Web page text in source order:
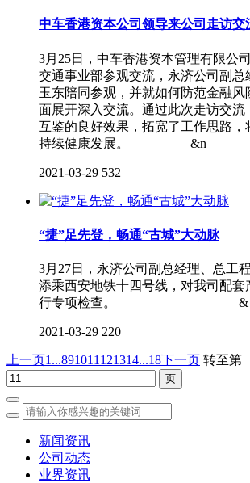
中车香港资本公司领导来公司走访交
3月25日，中车香港资本管理有限公
交通事业部参观交流，永济公司副总
玉东陪同参观，并就如何防范金融风
面展开深入交流。通过此次走访交流
互鉴的良好效果，拓宽了工作思路，
持续健康发展。 &n
2021-03-29 532
“捷”足先登，畅通“古城”大动脉
3月27日，永济公司副总经理、总工
添乘西安地铁十四号线，对我司配套
行专项检查。 &
2021-03-29 220
上一页1...891011 121314...18下一页 转至第
新闻资讯
公司动态
业界资讯